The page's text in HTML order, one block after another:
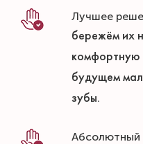
Лучшее
бережём их
комфортную
будущем
зубы.